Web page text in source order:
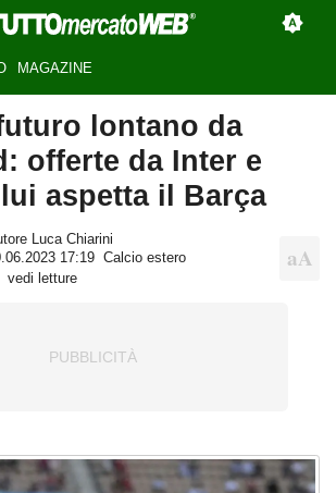
MAGAZINE
lontano da
offerte da Inter e
aspetta il Barça
Luca Chiarini
17:19
Calcio estero
vedi letture